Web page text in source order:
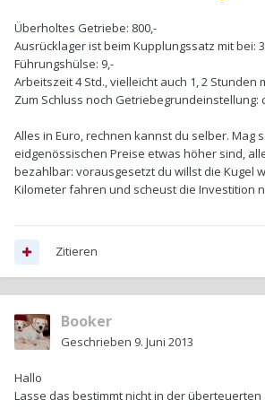
Überholtes Getriebe: 800,-
Ausrücklager ist beim Kupplungssatz mit bei:
Führungshülse: 9,-
Arbeitszeit 4 Std., vielleicht auch 1, 2 Stunden
Zum Schluss noch Getriebegrundeinstellung:
Alles in Euro, rechnen kannst du selber. Mag
eidgenössischen Preise etwas höher sind,
bezahlbar: vorausgesetzt du willst die Kugel
Kilometer fahren und scheust die Investition
Zitieren
Booker
Geschrieben 9. Juni 2013
Hallo
Lasse das bestimmt nicht in der überteuerten